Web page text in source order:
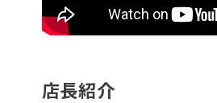
店長紹介